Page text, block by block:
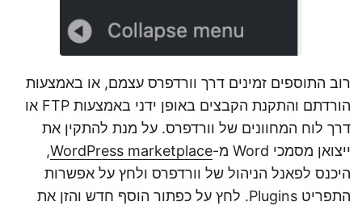
רוב התוספים זמינים דרך וורדפרס עצמם, או באמצעות
הורדתם והתקנת הקבצים באופן ידני באמצעות FTP או
דרך לוח המחוונים של וורדפרס. על מנת להתקין את
ייצואן מסמכי Word מ-
WordPress marketplace
,
היכנס לפאנל הניהול של וורדפרס ולחץ על אפשרות
התפריט Plugins. לחץ על כפתור הוסף חדש והזן את